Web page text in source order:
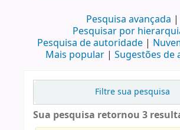
Pesquisa avançada
Pesquisar por
Pesquisa de autoridade
Mais popular
Sugestões de
Filtre sua pesquisa
Sua pesquisa retornou 3